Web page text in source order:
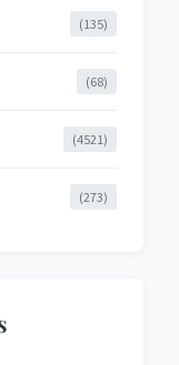
(135)
(68)
(4521)
(273)